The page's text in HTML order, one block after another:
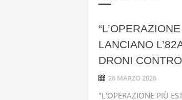
LANCIANO
DRONI
26 MARZO 2026
"L'OPERAZIONE PIÙ